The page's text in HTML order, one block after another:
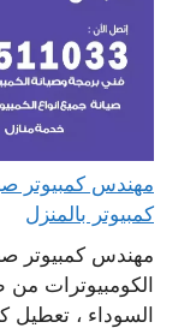
كمبيوتر بالمنزل
مهندس كمبيوتر
الكومبيوترات
السوداء ،